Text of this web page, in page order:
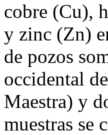
cobre (Cu),
y zinc (Zn)
de pozos
occidental
Maestra) y
muestras se